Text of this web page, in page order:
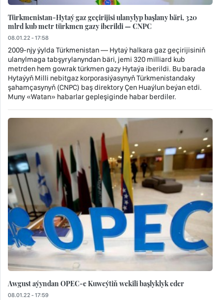
Türkmenistan-Hytaý gaz geçirijisi ulanylyp başlany bäri, 320
mlrd kub metr türkmen gazy iberildi — CNPC
08.01.22 - 17:58
2009-njy ýylda Türkmenistan — Hytaý halkara gaz geçirijisiniň
ulanylmaga tabşyrylanyndan bäri, jemi 320 milliard kub
metrden hem gowrak türkmen gazy Hytaýa iberildi. Bu barada
Hytaýyň Milli nebitgaz korporasiýasynyň Türkmenistandaky
şahamçasynyň (CNPC) baş direktory Çen Huaýlun beýan etdi.
Muny «Watan» habarlar gepleşiginde habar berdiler.
Awgust aýyndan OPEC-e Kuweýtiň wekili başlyklyk eder
08.01.22 - 17:59